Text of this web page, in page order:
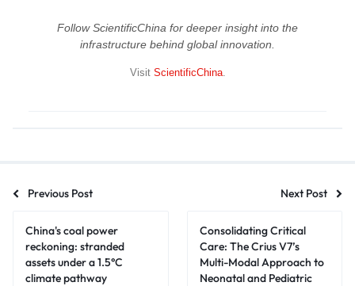
Follow ScientificChina for deeper insight into the
infrastructure behind global innovation.
Visit ScientificChina.
Previous Post Next Post
China's coal power
reckoning: stranded
assets under a 1.5°C
climate pathway
Consolidating Critical
Care: The Crius V7’s
Multi-Modal Approach to
Neonatal and Pediatric